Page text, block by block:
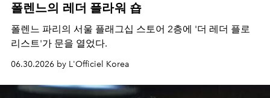
폴렌느의 레더 플라워 숍
폴렌느 파리의 서울 플래그십 스토어 2층에 '더 레더 플로
리스트'가 문을 열었다.
06.30.2026 by L'Officiel Korea